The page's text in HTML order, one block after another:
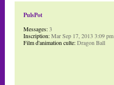
PulsPot
Messages:3
Inscription:Mar Sep 17, 2013 3:09 pm
Film d'animation culte:Dragon Ball